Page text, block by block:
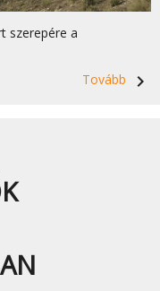
szerepére a
Tovább
navigate_next